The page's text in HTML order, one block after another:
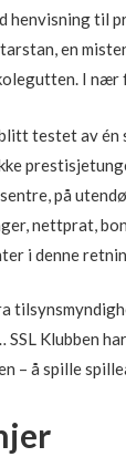
til
en
I
testet av én
på
nettprat,
i denne
SSL Klubben
– å spille